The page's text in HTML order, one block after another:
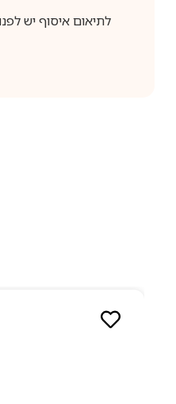
לתיאום איסוף יש לפנות